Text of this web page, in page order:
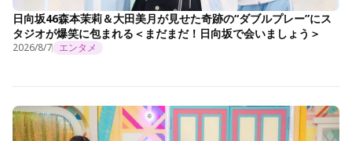
日向坂46森本茉莉＆大田美月が見せた奇跡の“ダブルプレー”にス
タジオが爆笑に包まれる＜まだまだ！日向坂で会いましょう＞
2026/8/7 エンタメ